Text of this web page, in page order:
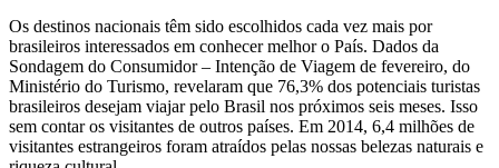
investimento
de
R$
725
mi
Os destinos nacionais têm sido escolhidos cada vez mais por
brasileiros interessados em conhecer melhor o País. Dados da
Sondagem do Consumidor – Intenção de Viagem de fevereiro, do
Ministério do Turismo, revelaram que 76,3% dos potenciais turistas
brasileiros desejam viajar pelo Brasil nos próximos seis meses. Isso
sem contar os visitantes de outros países. Em 2014, 6,4 milhões de
visitantes estrangeiros foram atraídos pelas nossas belezas naturais e